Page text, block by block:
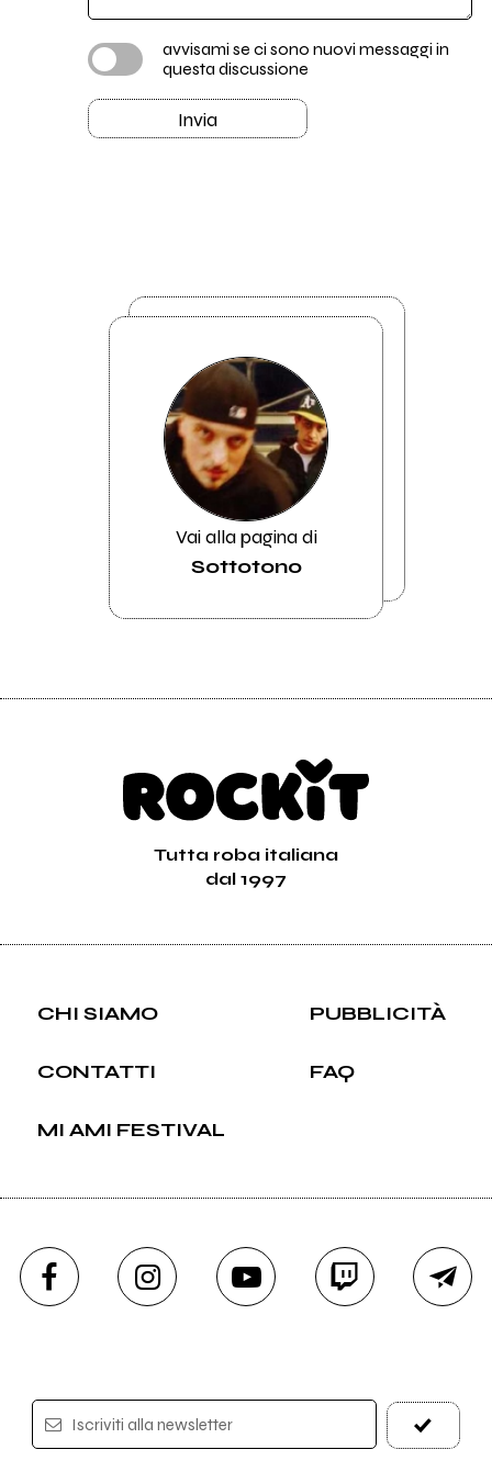
avvisami se ci sono nuovi messaggi in
questa discussione
Invia
Vai alla pagina di
Sottotono
Tutta roba italiana
dal 1997
CHI SIAMO PUBBLICITÀ
CONTATTI FAQ
MI AMI FESTIVAL
Iscriviti alla newsletter